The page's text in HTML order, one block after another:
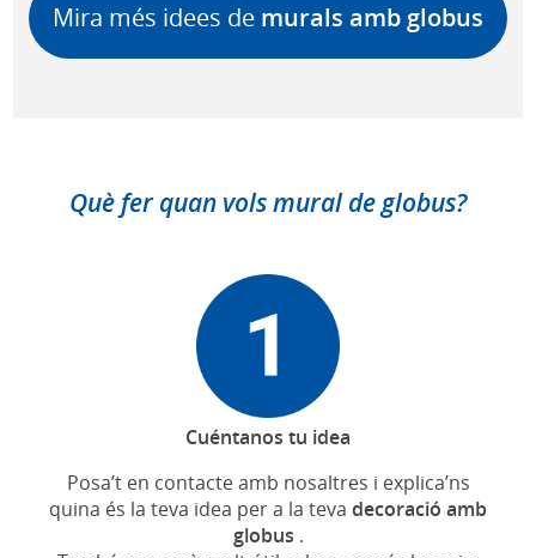
Mira més idees de murals amb globus
Què fer quan vols mural de globus?
Cuéntanos tu idea
Posa’t en contacte amb nosaltres i explica’ns
quina és la teva idea per a la teva decoració amb
globus .